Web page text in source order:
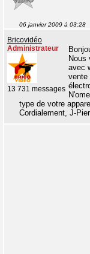
06 janvier 2009 à 03:28
Bricovidéo
Administrateur
13 731 messages
Nous
avec
vente
type de votre
Cordialement, J-